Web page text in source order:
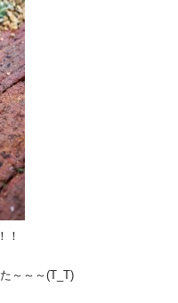
！
～～～(T_T)